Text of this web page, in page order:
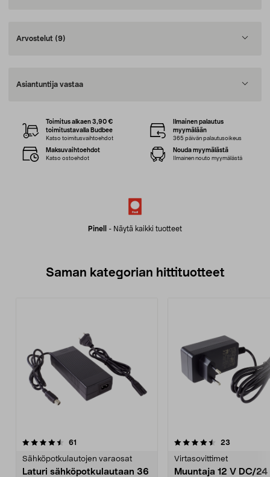
Arvostelut (9)
Asiantuntija vastaa
Pinell - Näytä kaikki tuotteet
Toimitus alkaen 3,90 €
toimitustavalla Budbee
Katso toimitusvaihtoehdot
Ilmainen palautus
myymälään
365 päivän palautusoikeus
Maksuvaihtoehdot
Katso ostoehdot
Nouda myymälästä
Ilmainen nouto myymälästä
Saman kategorian hittituotteet
61
Sähköpotkulautojen varaosat
Laturi sähköpotkulautaan 36
4.5 viidestä
23
Virtasovittimet
Muuntaja 12 V DC/24
4.5 viidestä